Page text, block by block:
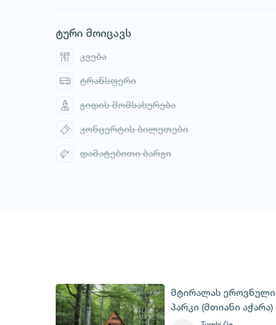
ტური მოიცავს
კვება
ტრანსფერი
გიდის მომსახურება
კონცერტის ბილეთები
დამატებითი ბარგი
მტირალას ეროვნული
პარკი (მთიანი აჭარა)